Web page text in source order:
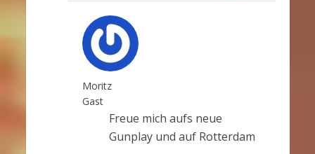
Moritz
Gast
Freue mich aufs neue
Gunplay und auf Rotterdam